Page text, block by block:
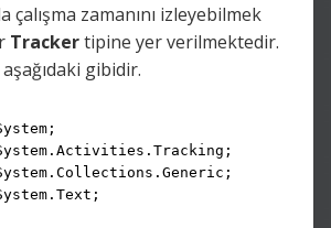
çalışma zamanını izleyebilmek
Trackertipine yer verilmektedir.
gibidir.